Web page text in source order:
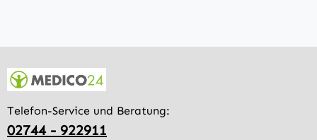
Telefon-Service und Beratung:
02744 - 922911